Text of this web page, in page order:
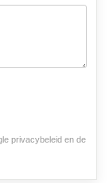
privacybeleid en de